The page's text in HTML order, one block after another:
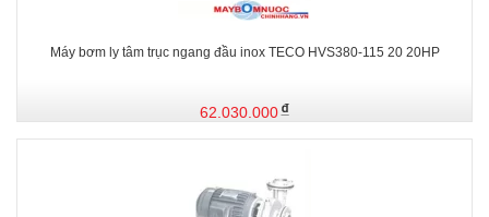
Máy bơm ly tâm trục ngang đầu inox TECO HVS380-115 20 20HP
62.030.000